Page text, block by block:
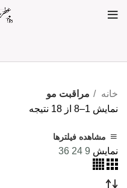
خانه
مراقبت مو
نمایش 1–8 از 18 نتیجه
مشاهده فیلترها
نمایش 9
24
36